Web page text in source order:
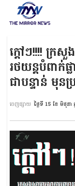
ក្ដៅៗ!!!! ក្រសួ
រថយន្តបំពាក់
ជាបន្ទាន់ មុន
ចេញផ្សាយ ថ្ងៃទី 15 ខែ មិថុនា